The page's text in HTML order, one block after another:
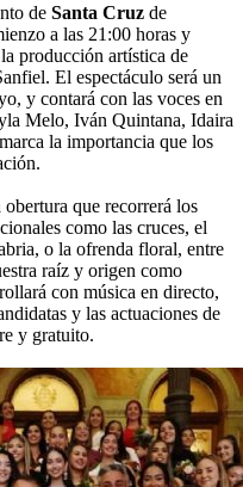
de Santa Cruz de
a las 21:00 horas y
producción artística de
El espectáculo será un
y contará con las voces en
Melo, Iván Quintana, Idaira
la importancia que los
que recorrerá los
como las cruces, el
o la ofrenda floral, entre
raíz y origen como
con música en directo,
y las actuaciones de
y gratuito.